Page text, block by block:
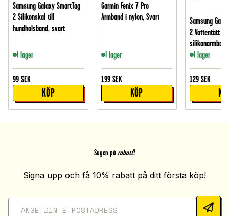
Samsung Galaxy SmartTag
2 Silikonskal till
hundhalsband, svart
I lager
99 SEK
KÖP
Garmin Fenix 7 Pro
Armband i nylon, Svart
I lager
199 SEK
KÖP
Samsung
2 Vattentätt
I lager
129 SEK
Sugen på rabatt?
Signa upp och få 10% rabatt på ditt första köp!